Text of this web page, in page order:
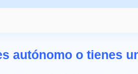
autónomo o tienes